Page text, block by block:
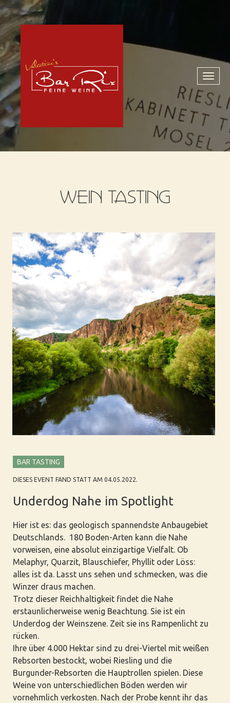
Toggle
WEIN TASTING
BAR TASTING
DIESES EVENT FAND STATT AM 04.05.2022.
Underdog Nahe im Spotlight
Hier ist es: das geologisch spannendste Anbaugebiet
Deutschlands. 180 Boden-Arten kann die Nahe
vorweisen, eine absolut einzigartige Vielfalt. Ob
Melaphyr, Quarzit, Blauschiefer, Phyllit oder Löss:
alles ist da. Lasst uns sehen und schmecken, was die
Winzer draus machen.
Trotz dieser Reichhaltigkeit findet die Nahe
erstaunlicherweise wenig Beachtung. Sie ist ein
Underdog der Weinszene. Zeit sie ins Rampenlicht zu
rücken.
Ihre über 4.000 Hektar sind zu drei-Viertel mit weißen
Rebsorten bestockt, wobei Riesling und die
Burgunder-Rebsorten die Hauptrollen spielen. Diese
Weine von unterschiedlichen Böden werden wir
vornehmlich verkosten. Nach der Probe kennt ihr das